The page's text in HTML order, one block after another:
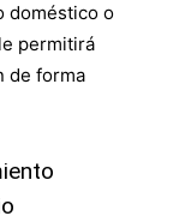
doméstico o
permitirá
de forma